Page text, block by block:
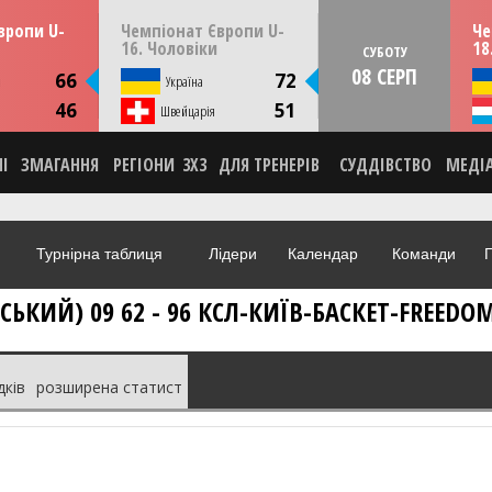
U-
66
46
13:30 Чемпіонат Європи U-
16. Чоловіки
Україна 72
Швейцарія 51
ПʼЯТНИЦЮ 07 серпня 14:30
Скоп'є, Пів. Македонія
НОВИНА
ВІДЕО
СУБОТУ
08 СЕРП
ЗМАГАННЯ РЕГІОНИ 3X3 ДЛЯ ТРЕНЕРІВ СУДДІВСТВО
Турнірна таблиця Лідери Календар Команди
09 62 - 96 КСЛ-КИЇВ-БАСКЕТ-
розширена статист